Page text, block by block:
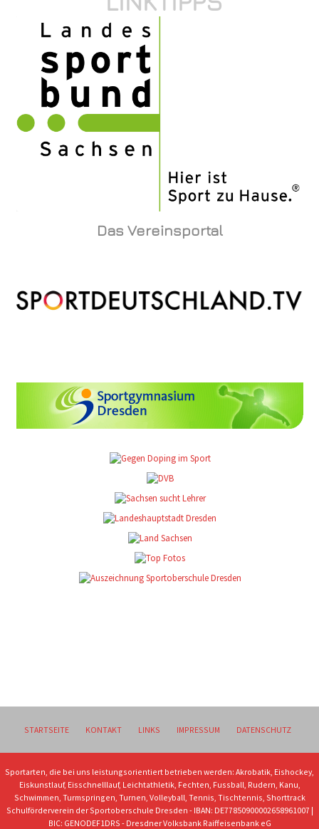
Das Vereinsportal
STARTSEITE KONTAKT LINKS IMPRESSUM DATENSCHUTZ
Sportarten, die bei uns leistungsorientiert betrieben werden: Akrobatik, Eishockey,
Eiskunstlauf, Eisschnelllauf, Leichtathletik, Fechten, Fussball, Rudern, Kanu,
Schwimmen, Turmspringen, Turnen, Volleyball, Tennis, Tischtennis, Shorttrack
Schulförderverein der Sportoberschule Dresden - IBAN: DE77850900002658961007 |
BIC: GENODEF1DRS - Dresdner Volksbank Raiffeisenbank eG